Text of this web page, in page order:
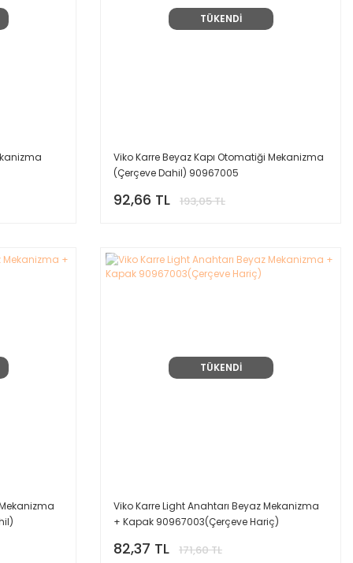
TÜKENDİ
Viko Karre Beyaz Kapı Otomatiği Mekanizma
(Çerçeve Dahil) 90967005
92,66 TL 193,05 TL
TÜKENDİ
Viko Karre Light Anahtarı Beyaz Mekanizma
+ Kapak 90967003(Çerçeve Hariç)
82,37 TL 171,60 TL